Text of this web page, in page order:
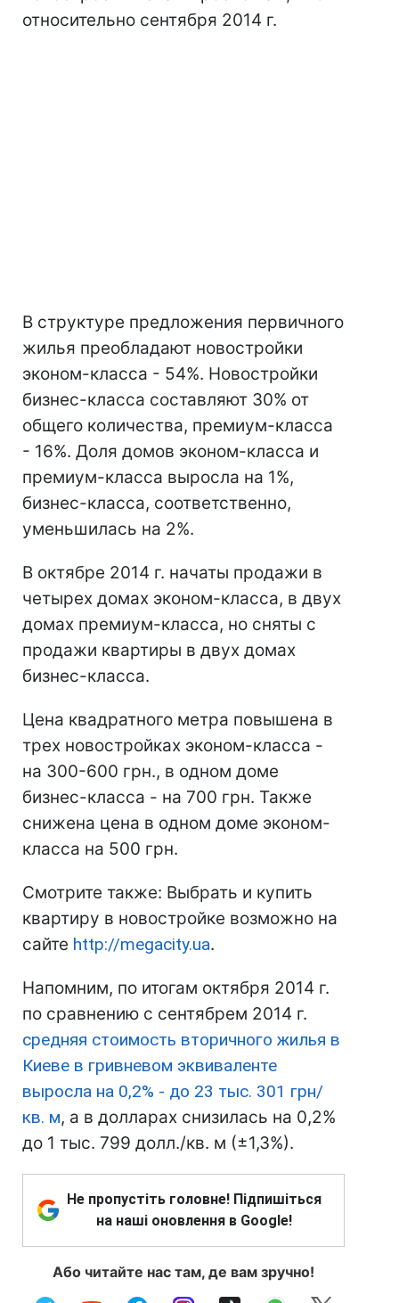
относительно сентября 2014 г.
В структуре предложения первичного
жилья преобладают новостройки
эконом-класса - 54%. Новостройки
бизнес-класса составляют 30% от
общего количества, премиум-класса
- 16%. Доля домов эконом-класса и
премиум-класса выросла на 1%,
бизнес-класса, соответственно,
уменьшилась на 2%.
В октябре 2014 г. начаты продажи в
четырех домах эконом-класса, в двух
домах премиум-класса, но сняты с
продажи квартиры в двух домах
бизнес-класса.
Цена квадратного метра повышена в
трех новостройках эконом-класса -
на 300-600 грн., в одном доме
бизнес-класса - на 700 грн. Также
снижена цена в одном доме эконом-
класса на 500 грн.
Смотрите также: Выбрать и купить
квартиру в новостройке возможно на
сайте http://megacity.ua.
Напомним, по итогам октября 2014 г.
по сравнению с сентябрем 2014 г.
средняя стоимость вторичного жилья в
Киеве в гривневом эквиваленте
выросла на 0,2% - до 23 тыс. 301 грн/
кв. м, а в долларах снизилась на 0,2%
до 1 тыс. 799 долл./кв. м (±1,3%).
Не пропустіть головне! Підпишіться
на наші оновлення в Google!
Або читайте нас там, де вам зручно!